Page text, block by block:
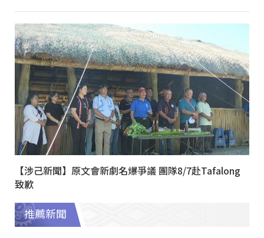
【涉己新聞】原文會新劇名爆爭議 團隊8/7赴Tafalong
致歉
推薦新聞